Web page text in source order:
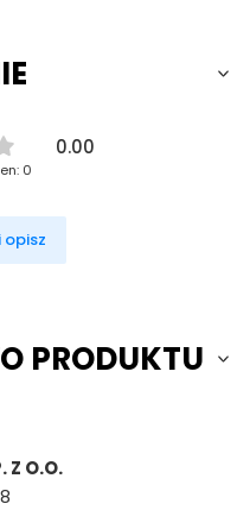
0.00
0
opisz
PRODUKTU
Z O.O.